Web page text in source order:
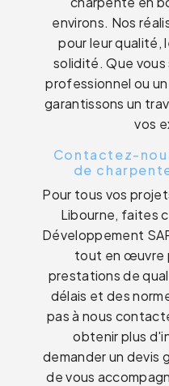
environs. Nos
pour leur qualité,
solidité. Que vous
professionnel ou
garantissons un
vos
Contactez-
de
Pour tous vos
Libourne, faites
Développement
tout en œuvre
prestations de
délais et des
pas à nous
obtenir plus
demander un devis
de vous